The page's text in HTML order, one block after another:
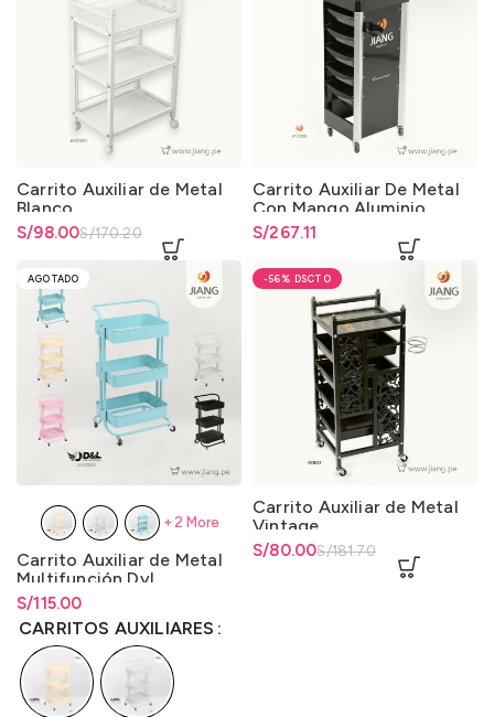
Carrito Auxiliar de Metal
Blanco
S/170.20
El precio original era:
S/98.00
El precio actual es: S/98.00.
Carrito Auxiliar De Metal
Con Mango Aluminio
S/267.11
AGOTADO
Carrito Auxiliar de Metal
Multifunción DyL
S/115.00
Rango de precios: desde
S/115.00hasta S/115.00
CARRITOS AUXILIARES
+2 More
-56%
Carrito Auxiliar de Metal
Vintage
S/181.70
El precio original era:
S/80.00
El precio actual es: S/80.00.